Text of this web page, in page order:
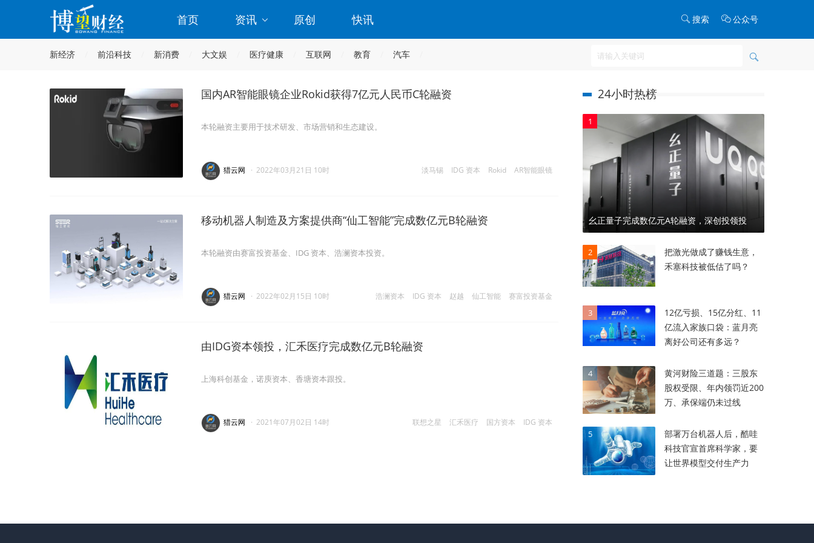
首页 资讯 原创 快讯 搜索 公众号
新经济 前沿科技 新消费 大文娱 医疗健康 互联网 教育 汽车
国内AR智能眼镜企业Rokid获得7亿元人民币C轮融资
本轮融资主要用于技术研发、市场营销和生态建设。
淡马锡 IDG 资本 Rokid AR智能眼镜
猎云网 · 2022年03月21日 10时
移动机器人制造及方案提供商“仙工智能”完成数亿元B轮融资
本轮融资由赛富投资基金、IDG 资本、浩澜资本投资。
浩澜资本 IDG 资本 赵越 仙工智能 赛富投资基金
猎云网 · 2022年02月15日 10时
由IDG资本领投，汇禾医疗完成数亿元B轮融资
上海科创基金，诺庾资本、香塘资本跟投。
联想之星 汇禾医疗 国方资本 IDG 资本
猎云网 · 2021年07月02日 14时
24小时热榜
1
幺正量子完成数亿元A轮融资，深创投领投
2
把激光做成了赚钱生意，
禾塞科技被低估了吗？
3
12亿亏损、15亿分红、11
亿流入家族口袋：蓝月亮
离好公司还有多远？
4
黄河财险三道题：三股东
股权受限、年内领罚近200
万、承保端仍未过线
5
部署万台机器人后，酷哇
科技官宣首席科学家，要
让世界模型交付生产力